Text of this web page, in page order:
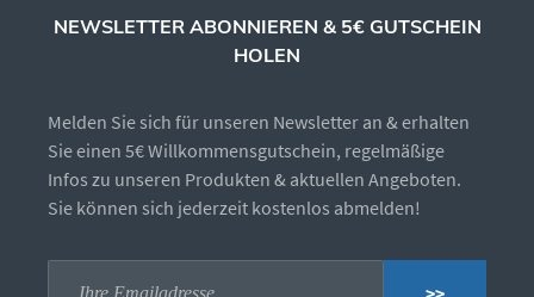
NEWSLETTER ABONNIEREN & 5€ GUTSCHEIN
HOLEN
Melden Sie sich für unseren Newsletter an & erhalten
Sie einen 5€ Willkommensgutschein, regelmäßige
Infos zu unseren Produkten & aktuellen Angeboten.
Sie können sich jederzeit kostenlos abmelden!